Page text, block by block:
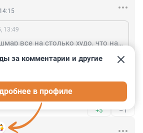
13:49
А что? У ципсошмар все на столько худо, что начинают кому-то завидовать, что у них всё хорошо?
или про их хозяев? уточни, кому
кок лам? лахту отправят на лбс, их
предварительного
кому?
+5 –1
за комментарии и другие
в профиле